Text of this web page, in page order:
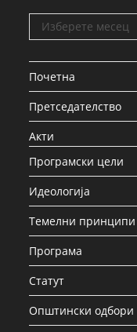
Изберете месец
Почетна
Претседателство
Акти
Програмски цели
Идеологија
Темелни принципи
Програма
Статут
Општински одбори